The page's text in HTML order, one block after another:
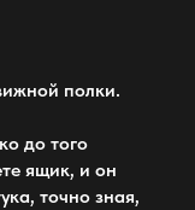
полки.
до того
ящик, и он
точно зная,